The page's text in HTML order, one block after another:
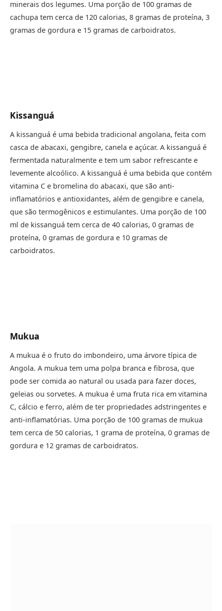
minerais dos legumes. Uma porção de 100 gramas de
cachupa tem cerca de 120 calorias, 8 gramas de proteína, 3
gramas de gordura e 15 gramas de carboidratos.
Kissanguá
A kissanguá é uma bebida tradicional angolana, feita com
casca de abacaxi, gengibre, canela e açúcar. A kissanguá é
fermentada naturalmente e tem um sabor refrescante e
levemente alcoólico. A kissanguá é uma bebida que contém
vitamina C e bromelina do abacaxi, que são anti-
inflamatórios e antioxidantes, além de gengibre e canela,
que são termogênicos e estimulantes. Uma porção de 100
ml de kissanguá tem cerca de 40 calorias, 0 gramas de
proteína, 0 gramas de gordura e 10 gramas de
carboidratos.
Mukua
A mukua é o fruto do imbondeiro, uma árvore típica de
Angola. A mukua tem uma polpa branca e fibrosa, que
pode ser comida ao natural ou usada para fazer doces,
geleias ou sorvetes. A mukua é uma fruta rica em vitamina
C, cálcio e ferro, além de ter propriedades adstringentes e
anti-inflamatórias. Uma porção de 100 gramas de mukua
tem cerca de 50 calorias, 1 grama de proteína, 0 gramas de
gordura e 12 gramas de carboidratos.